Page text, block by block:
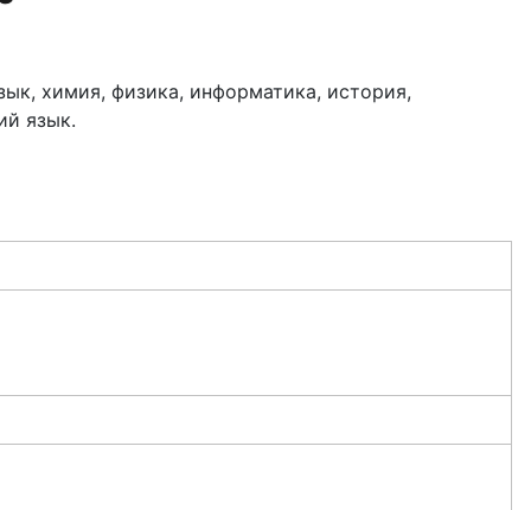
химия, физика, информатика, история,
язык.